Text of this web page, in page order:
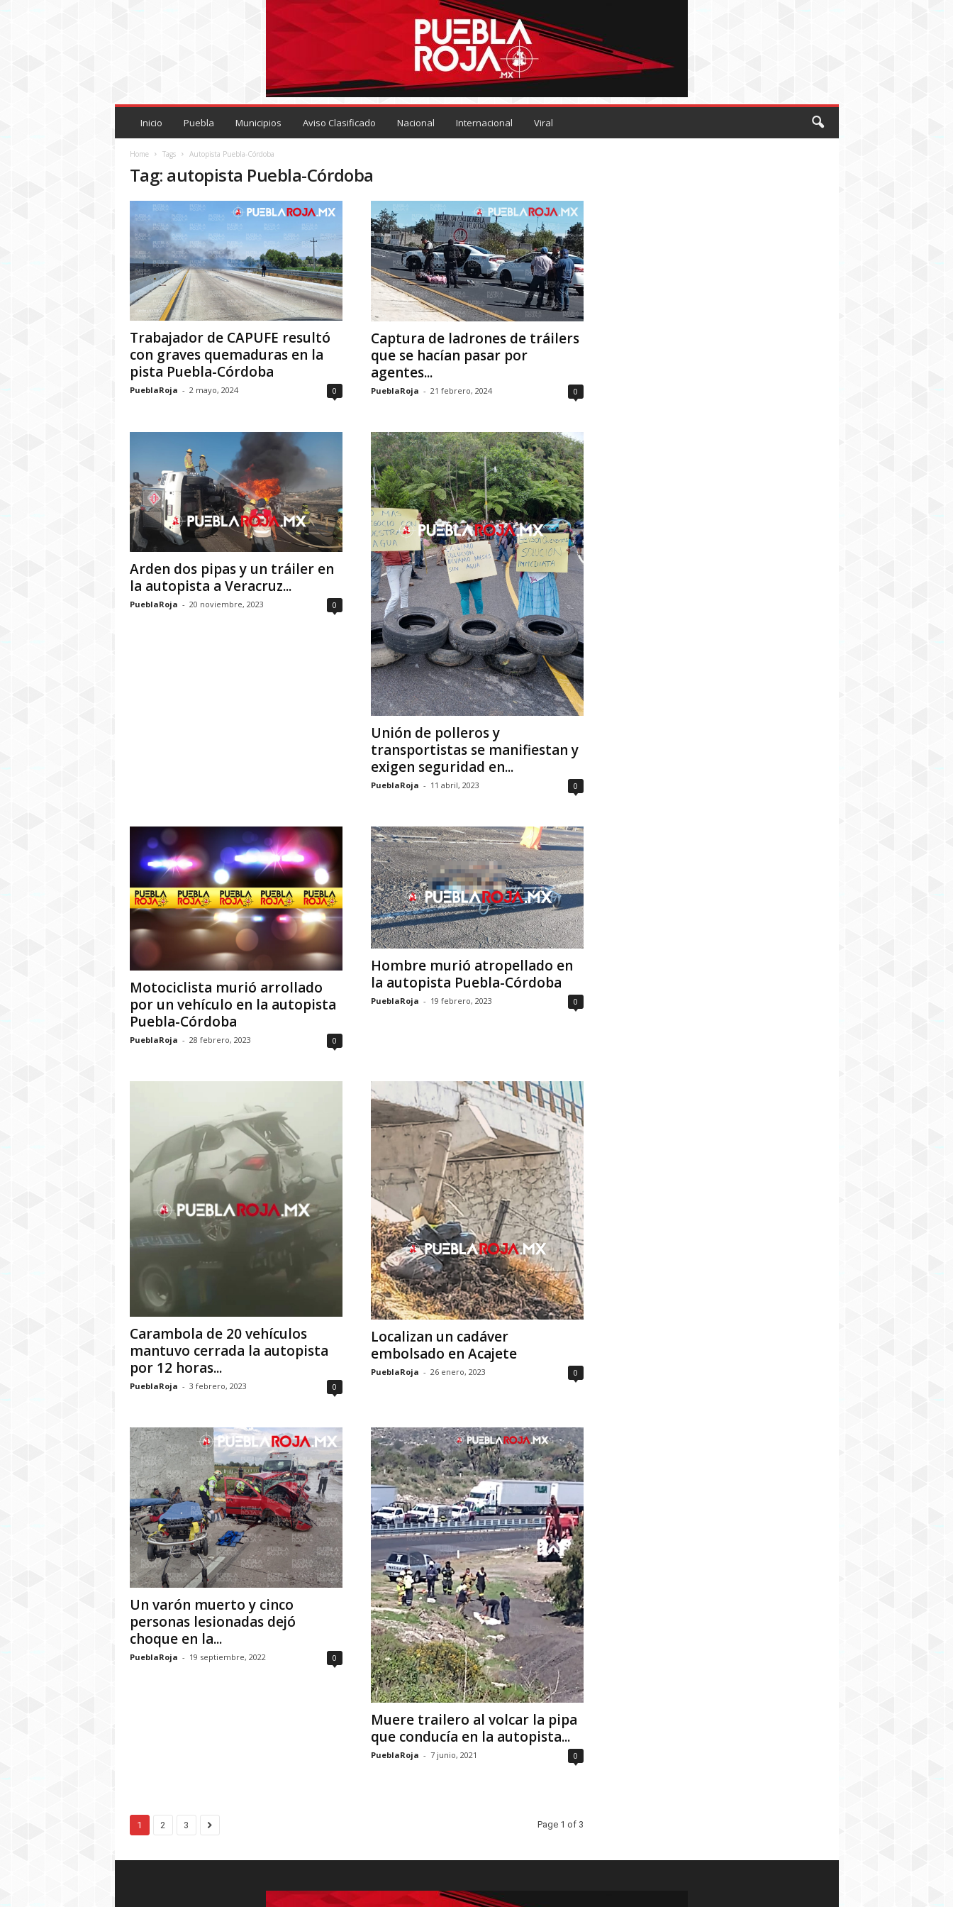
P
Inicio Puebla Municipios Aviso Clasificado Nacional Internacional Viral
Home Tags Autopista Puebla-Córdoba
Tag: autopista Puebla-Córdoba
Trabajador de CAPUFE resultó
con graves quemaduras en la
pista Puebla-Córdoba
PueblaRoja - 2 mayo, 2024 0
Captura de ladrones de tráilers
que se hacían pasar por
agentes...
PueblaRoja - 21 febrero, 2024 0
Arden dos pipas y un tráiler en
la autopista a Veracruz...
PueblaRoja - 20 noviembre, 2023 0
Unión de polleros y
transportistas se manifiestan y
exigen seguridad en...
PueblaRoja - 11 abril, 2023 0
Motociclista murió arrollado
por un vehículo en la autopista
Puebla-Córdoba
PueblaRoja - 28 febrero, 2023 0
Hombre murió atropellado en
la autopista Puebla-Córdoba
PueblaRoja - 19 febrero, 2023 0
Carambola de 20 vehículos
mantuvo cerrada la autopista
por 12 horas...
PueblaRoja - 3 febrero, 2023 0
Localizan un cadáver
embolsado en Acajete
PueblaRoja - 26 enero, 2023 0
Un varón muerto y cinco
personas lesionadas dejó
choque en la...
PueblaRoja - 19 septiembre, 2022 0
Muere trailero al volcar la pipa
que conducía en la autopista...
PueblaRoja - 7 junio, 2021 0
1 2 3 Page 1 of 3